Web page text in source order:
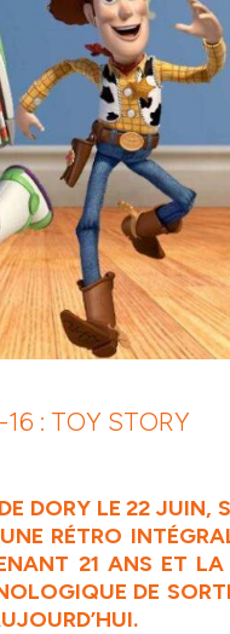
16 : TOY STORY
DORY LE 22 JUIN,
RÉTRO
21 ANS ET LA
DE